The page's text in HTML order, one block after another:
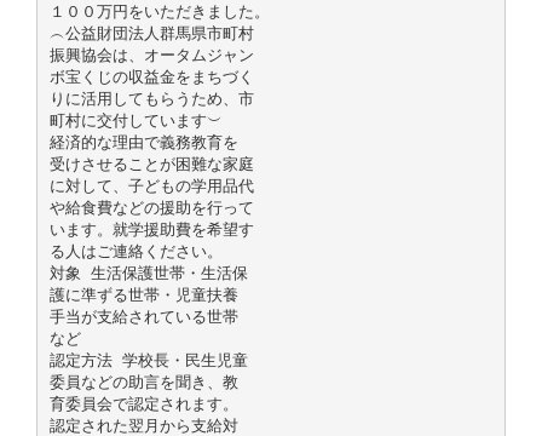
１００万円をいただきました。
︵公益財団法人群馬県市町村
振興協会は、オータムジャン
ボ宝くじの収益金をまちづく
りに活用してもらうため、市
町村に交付しています︶
経済的な理由で義務教育を
受けさせることが困難な家庭
に対して、子どもの学用品代
や給食費などの援助を行って
います。就学援助費を希望す
る人はご連絡ください。
対象 生活保護世帯・生活保
護に準ずる世帯・児童扶養
手当が支給されている世帯
など
認定方法 学校長・民生児童
委員などの助言を聞き、教
育委員会で認定されます。
認定された翌月から支給対